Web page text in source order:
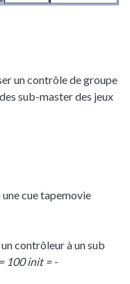
un contrôle de groupe
sub-master des jeux
cue tapemovie
contrôleur à un sub
100 init = -